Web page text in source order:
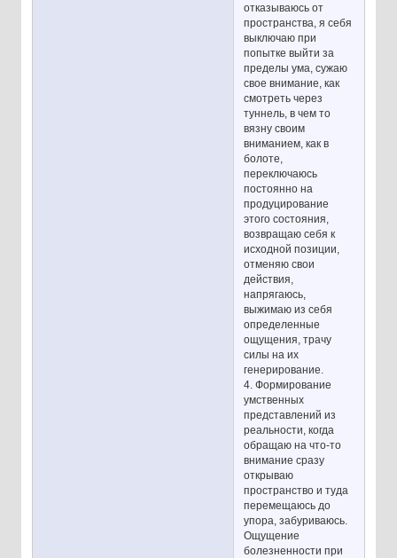
отказываюсь от
пространства, я себя
выключаю при
попытке выйти за
пределы ума, сужаю
свое внимание, как
смотреть через
туннель, в чем то
вязну своим
вниманием, как в
болоте,
переключаюсь
постоянно на
продуцирование
этого состояния,
возвращаю себя к
исходной позиции,
отменяю свои
действия,
напрягаюсь,
выжимаю из себя
определенные
ощущения, трачу
силы на их
генерирование.
4. Формирование
умственных
представлений из
реальности, когда
обращаю на что-то
внимание сразу
открываю
пространство и туда
перемещаюсь до
упора, забуриваюсь.
Ощущение
болезненности при